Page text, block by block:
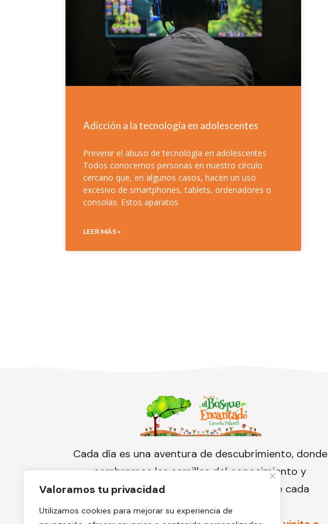
Valoramos tu privacidad
Utilizamos cookies para mejorar su experiencia de
Adicción a la tecnología en adolescentes
Prevenir el abuso de tecnología en adolescentes
Todos conocemos personas en nuestro círculo
cercano que, en algunos casos, hacen un uso
excesivo de smartphones, tablets, ordenadores o
consolas. Estos aparatos
LEER MÁS »
Cada día es una aventura de descubrimiento, donde
sembramos las semillas del conocimiento y
cuidamos con amor el florecimiento de cada
pequeño corazón.